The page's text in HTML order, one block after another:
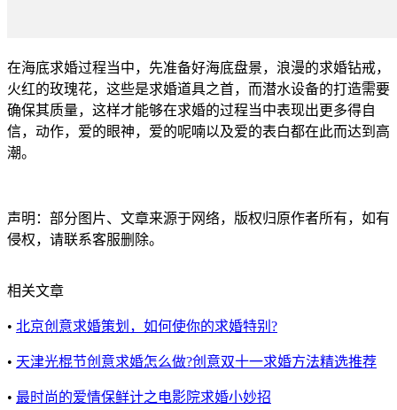
在海底求婚过程当中，先准备好海底盘景，浪漫的求婚钻戒，
火红的玫瑰花，这些是求婚道具之首，而潜水设备的打造需要
确保其质量，这样才能够在求婚的过程当中表现出更多得自
信，动作，爱的眼神，爱的呢喃以及爱的表白都在此而达到高
潮。
声明：部分图片、文章来源于网络，版权归原作者所有，如有
侵权，请联系客服删除。
相关文章
• 北京创意求婚策划，如何使你的求婚特别?
• 天津光棍节创意求婚怎么做?创意双十一求婚方法精选推荐
• 最时尚的爱情保鲜计之电影院求婚小妙招